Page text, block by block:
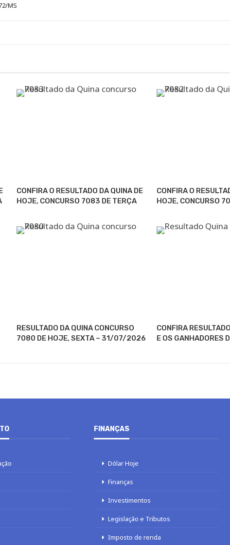
MS
CONFIRA O RESULTADO DA QUINA DE
HOJE, CONCURSO 7083 DE TERÇA
CONFIRA O
HOJE, CONCURSO
RESULTADO DA QUINA CONCURSO
7080 DE HOJE, SEXTA – 31/07/2026
CONFIRA
E OS GANHADORES
FINANÇAS
Dólar Hoje
Finanças
Investimentos
Legislação e Tributos
Imposto de renda